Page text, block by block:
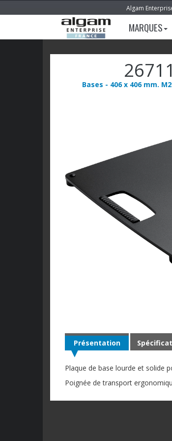
Algam
MARQUES
26711
Bases - 406 x 406 mm.
Présentation
Plaque de base lourde et solide
Poignée de transport